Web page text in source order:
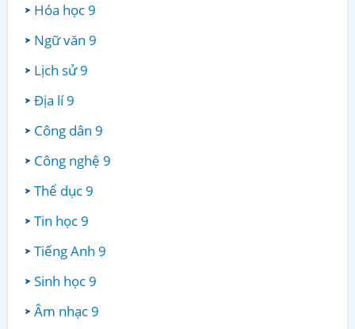
Hóa học 9
Ngữ văn 9
Lịch sử 9
Địa lí 9
Công dân 9
Công nghệ 9
Thể dục 9
Tin học 9
Tiếng Anh 9
Sinh học 9
Âm nhạc 9